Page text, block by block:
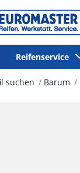
Reifenservice
suchen Barum